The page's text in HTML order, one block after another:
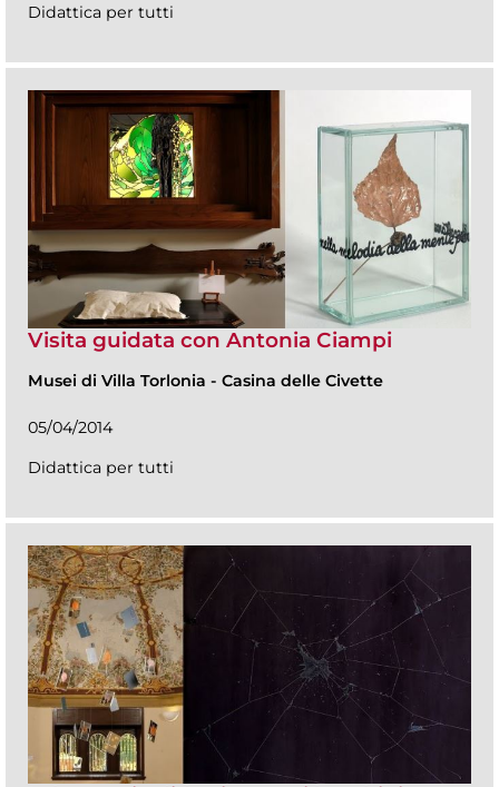
Didattica per tutti
Visita guidata con Antonia Ciampi
Musei di Villa Torlonia - Casina delle Civette
05/04/2014
Didattica per tutti